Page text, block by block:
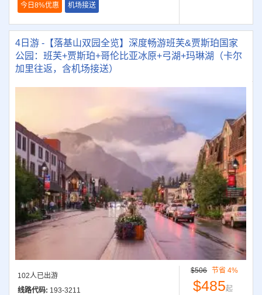
今日8%优惠 机场接送
4日游 -【落基山双园全览】深度畅游班芙&贾斯珀国家
公园：班芙+贾斯珀+哥伦比亚冰原+弓湖+玛琳湖（卡尔
加里往返，含机场接送）
102人已出游
线路代码: 193-3211
$506 节省 4%
$485起